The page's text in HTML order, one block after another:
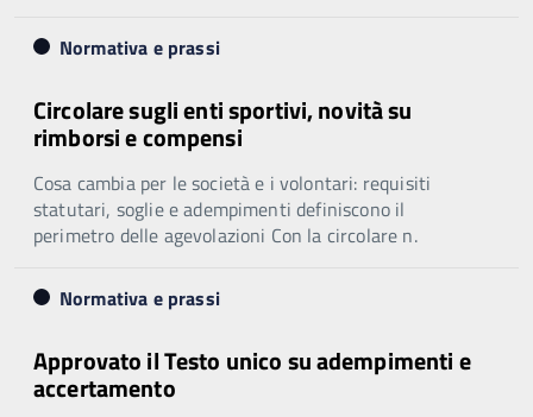
Normativa e prassi
Circolare sugli enti sportivi, novità su
rimborsi e compensi
Cosa cambia per le società e i volontari: requisiti
statutari, soglie e adempimenti definiscono il
perimetro delle agevolazioni Con la circolare n.
Normativa e prassi
Approvato il Testo unico su adempimenti e
accertamento